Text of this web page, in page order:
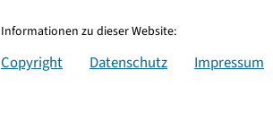
Informationen zu dieser Website:
Copyright Datenschutz Impressum